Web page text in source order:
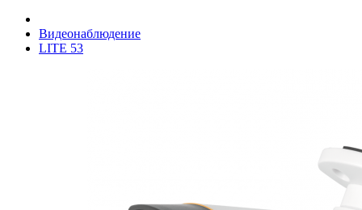
Видеонаблюдение
LITE 53